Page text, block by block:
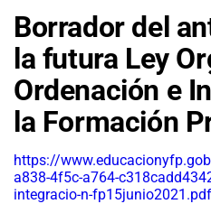
Borrador del
la futura Ley
Ordenación e
la Formación
https://
a838-4f5c-a764-
integracio-n-fp15junio2021.pdf